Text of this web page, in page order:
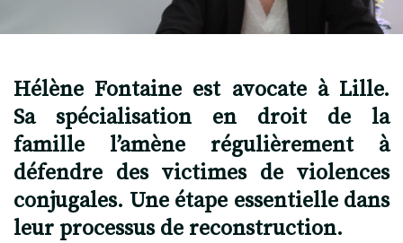
Hélène Fontaine est avocate à Lille.
Sa spécialisation en droit de la
famille l’amène régulièrement à
défendre des victimes de violences
conjugales. Une étape essentielle dans
leur processus de reconstruction.